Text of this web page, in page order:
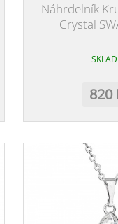
Náhrdelník
Crystal
820